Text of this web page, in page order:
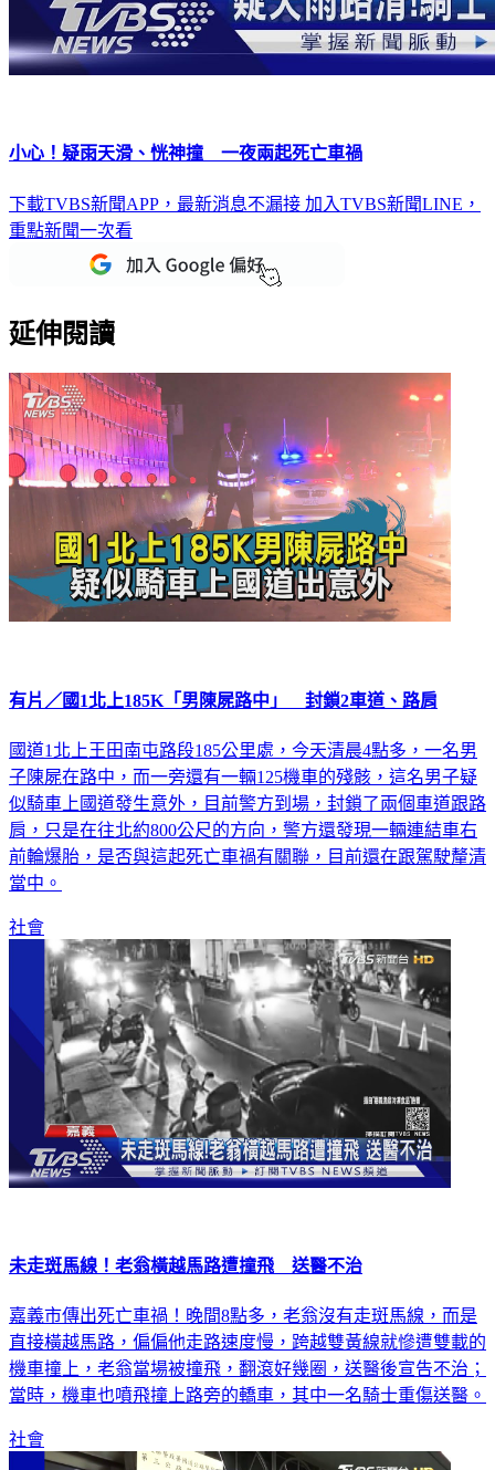
小心！疑雨天滑、恍神撞 一夜兩起死亡車禍
下載TVBS新聞APP，最新消息不漏接 加入TVBS新聞LINE，
重點新聞一次看
延伸閱讀
有片／國1北上185K「男陳屍路中」 封鎖2車道、路肩
國道1北上王田南屯路段185公里處，今天清晨4點多，一名男
子陳屍在路中，而一旁還有一輛125機車的殘骸，這名男子疑
似騎車上國道發生意外，目前警方到場，封鎖了兩個車道跟路
肩，只是在往北約800公尺的方向，警方還發現一輛連結車右
前輪爆胎，是否與這起死亡車禍有關聯，目前還在跟駕駛釐清
當中。
社會
未走斑馬線！老翁橫越馬路遭撞飛 送醫不治
嘉義市傳出死亡車禍！晚間8點多，老翁沒有走斑馬線，而是
直接橫越馬路，偏偏他走路速度慢，跨越雙黃線就慘遭雙載的
機車撞上，老翁當場被撞飛，翻滾好幾圈，送醫後宣告不治；
當時，機車也噴飛撞上路旁的轎車，其中一名騎士重傷送醫。
社會